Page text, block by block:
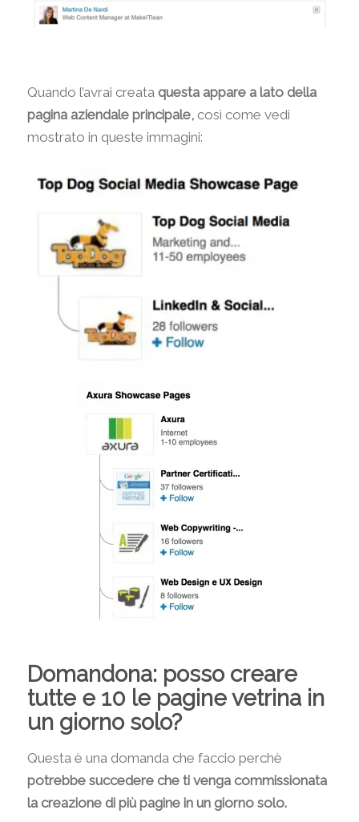
Quando l’avrai creataquesta appare a lato della
pagina aziendale principale,così come vedi
mostrato in queste immagini:
Domandona: posso creare
tutte e 10 le pagine vetrina in
un giorno solo?
Questa è una domanda che faccio perchè
potrebbe succedere che ti venga commissionata
la creazione di più pagine in un giorno solo.